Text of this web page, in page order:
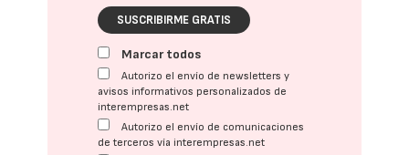
SUSCRIBIRME GRATIS
Marcar todos
Autorizo el envío de newsletters y
avisos informativos personalizados de
interempresas.net
Autorizo el envío de comunicaciones
de terceros vía interempresas.net